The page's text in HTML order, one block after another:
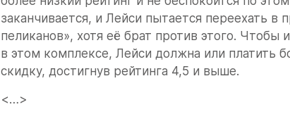
заканчивается, и Лейси пытается переехать в
пеликанов», хотя её брат против этого. Чтобы
в этом комплексе, Лейси должна или платить
скидку, достигнув рейтинга 4,5 и выше.
<…>